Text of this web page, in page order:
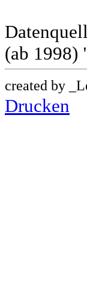
(ab 1998)
created by
Drucken